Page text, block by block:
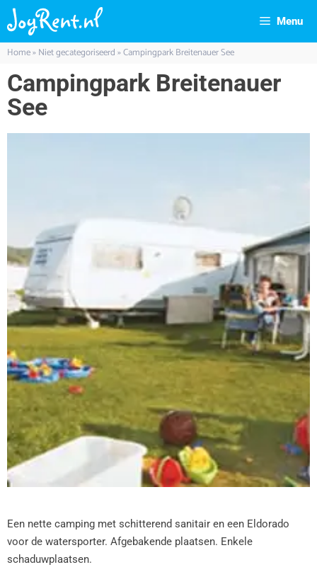
Menu
Home»Niet gecategoriseerd»Campingpark Breitenauer See
Campingpark Breitenauer
See
Een nette camping met schitterend sanitair en een Eldorado
voor de watersporter. Afgebakende plaatsen. Enkele
schaduwplaatsen.